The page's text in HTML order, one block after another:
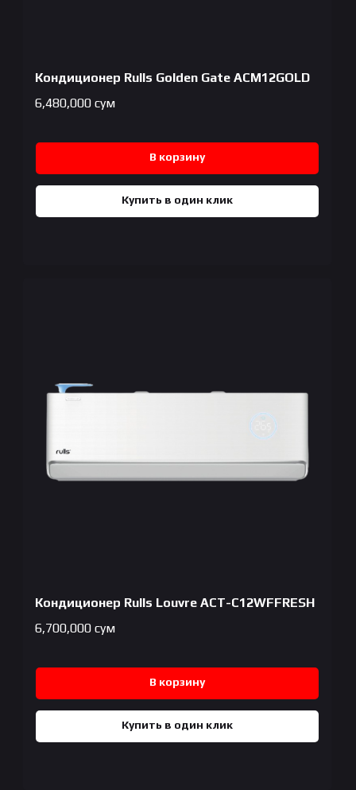
Кондиционер Rulls Golden Gate ACM12GOLD
6,480,000 сум
В корзину
Купить в один клик
Кондиционер Rulls Louvre ACT-C12WFFRESH
6,700,000 сум
В корзину
Купить в один клик